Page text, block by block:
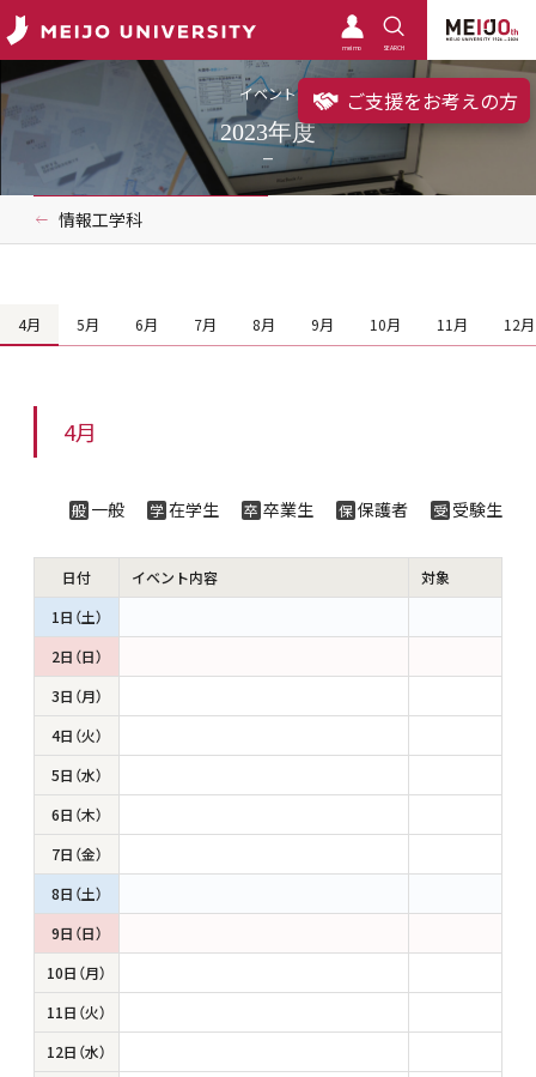
meimo SEARCH
ご支援をお考えの方
イベント
2023年度
情報工学科
4月 5月 6月 7月 8月 9月 10月 11月 12月
4月
般 一般 学 在学生 卒 卒業生 保 保護者 受 受験生
日付 イベント内容
対象
1日（土）
2日（日）
3日（月）
4日（火）
5日（水）
6日（木）
7日（金）
8日（土）
9日（日）
10日（月）
11日（火）
12日（水）